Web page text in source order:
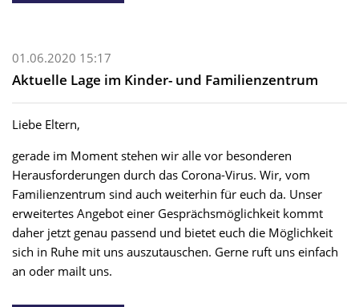
01.06.2020 15:17
Aktuelle Lage im Kinder- und Familienzentrum
Liebe Eltern,
gerade im Moment stehen wir alle vor besonderen
Herausforderungen durch das Corona-Virus. Wir, vom
Familienzentrum sind auch weiterhin für euch da. Unser
erweitertes Angebot einer Gesprächsmöglichkeit kommt
daher jetzt genau passend und bietet euch die Möglichkeit
sich in Ruhe mit uns auszutauschen. Gerne ruft uns einfach
an oder mailt uns.